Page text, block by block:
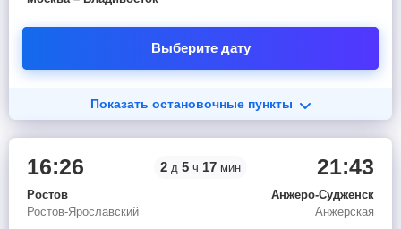
Выберите дату
Показать остановочные пункты
16:26
Ростов
Ростов-Ярославский
2 д 5 ч 17 мин 21:43
Анжеро-Судженск
Анжерская